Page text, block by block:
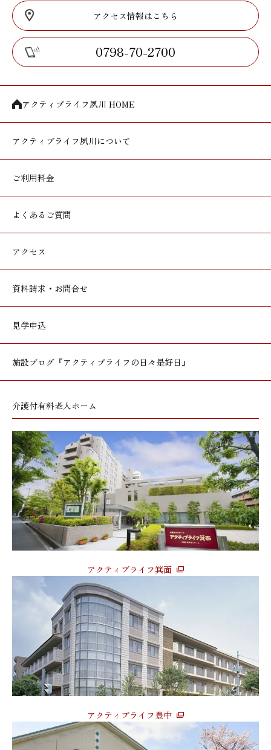
アクセス情報はこちら
0798-70-2700
アクティブライフ夙川 HOME
アクティブライフ夙川について
ご利用料金
よくあるご質問
アクセス
資料請求・お問合せ
見学申込
施設ブログ 『アクティブライフの日々是好日』
介護付有料老人ホーム
アクティブライフ箕面
アクティブライフ豊中